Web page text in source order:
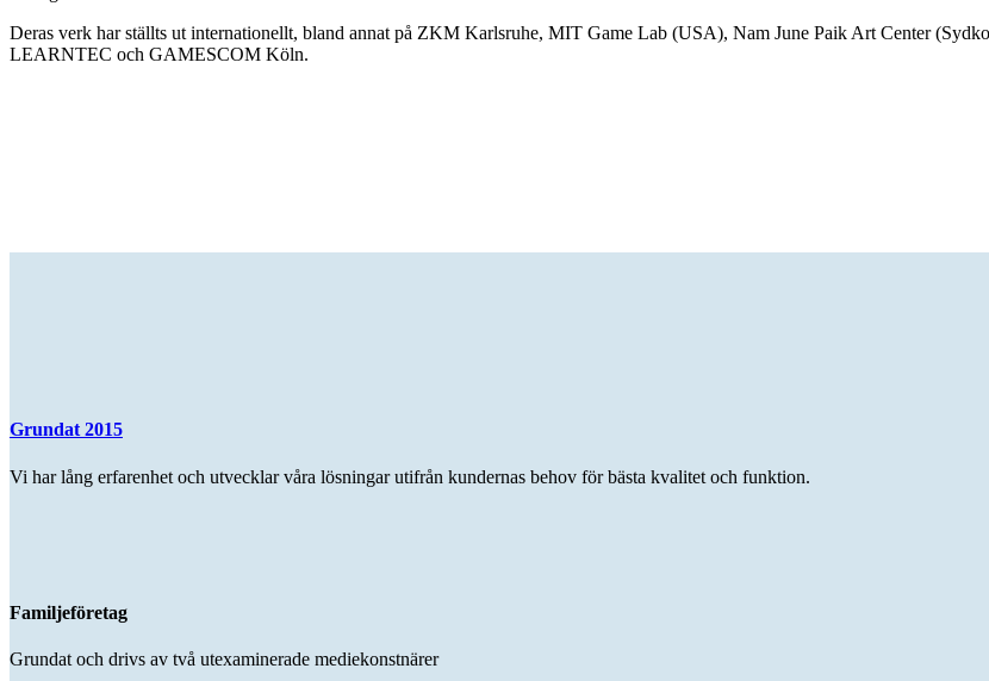
Deras verk har ställts ut internationellt, bland annat på ZKM Karlsruhe, MIT Game Lab (USA), Nam June Paik Art Center
LEARNTEC och GAMESCOM Köln.
Grundat 2015
Vi har lång erfarenhet och utvecklar våra lösningar utifrån kundernas behov för bästa kvalitet och funktion.
Familjeföretag
Grundat och drivs av två utexaminerade mediekonstnärer